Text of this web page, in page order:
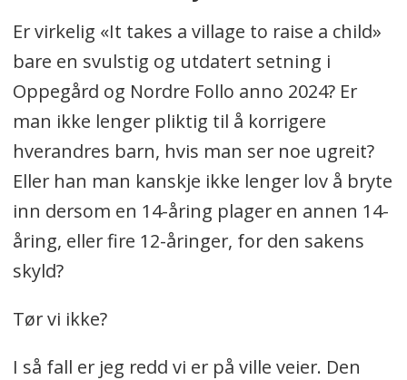
Er virkelig «It takes a village to raise a child»
bare en svulstig og utdatert setning i
Oppegård og Nordre Follo anno 2024? Er
man ikke lenger pliktig til å korrigere
hverandres barn, hvis man ser noe ugreit?
Eller han man kanskje ikke lenger lov å bryte
inn dersom en 14-åring plager en annen 14-
åring, eller fire 12-åringer, for den sakens
skyld?
Tør vi ikke?
I så fall er jeg redd vi er på ville veier. Den